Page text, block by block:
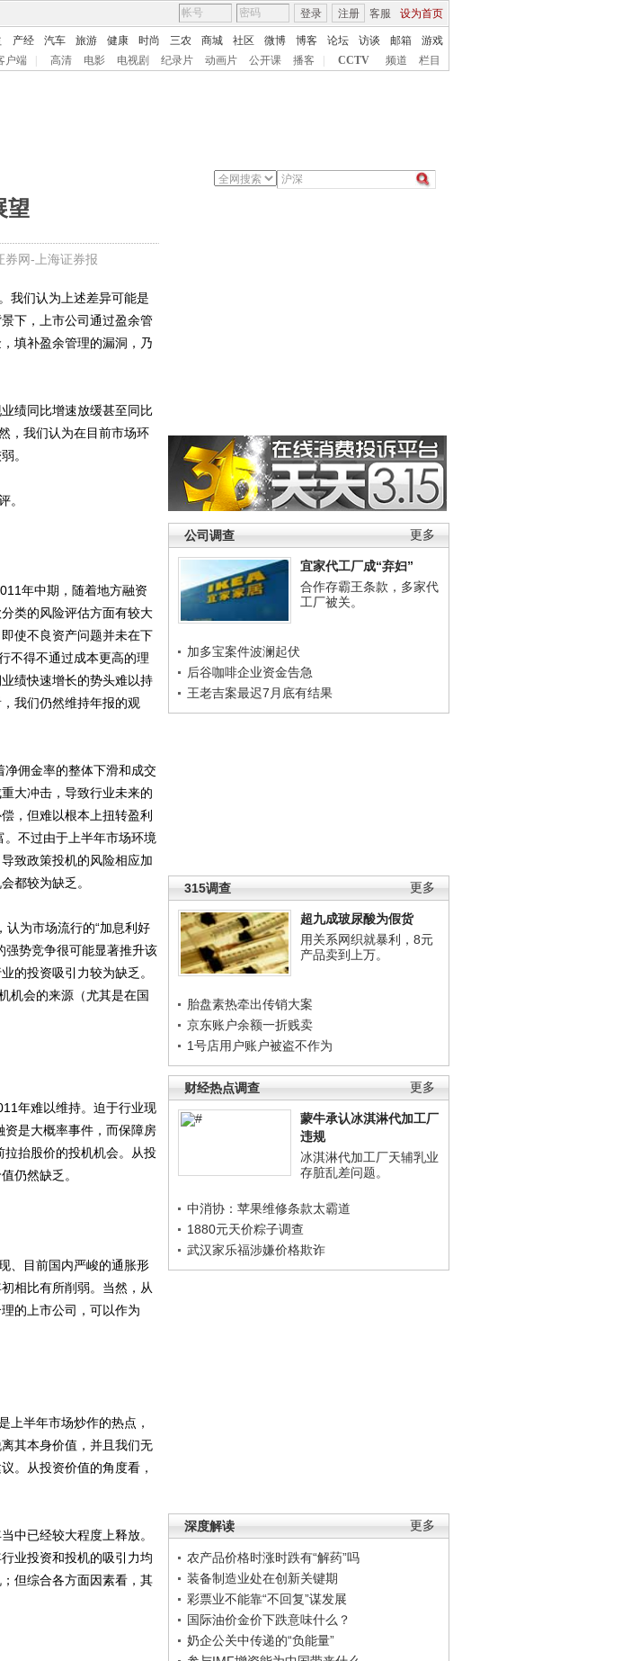
客服 设为首页
登录 注册
产经 汽车 旅游 健康 时尚 三农 商城 社区 微博 博客 论坛 访谈 邮箱
游戏
户端 高清 电影 电视剧 纪录片 动画片 公开课 播客 CCTV 频道 栏目
望
券网-上海证券报
更多
公司调查
宜家代工厂成“弃妇”
合作存霸王条款，多家代
工厂被关。
加多宝案件波澜起伏
后谷咖啡企业资金告急
王老吉案最迟7月底有结果
更多
315调查
超九成玻尿酸为假货
用关系网织就暴利，8元
产品卖到上万。
胎盘素热牵出传销大案
京东账户余额一折贱卖
1号店用户账户被盗不作为
更多
财经热点调查
蒙牛承认冰淇淋代加工厂
违规
冰淇淋代加工厂天辅乳业
存脏乱差问题。
中消协：苹果维修条款太霸道
1880元天价粽子调查
武汉家乐福涉嫌价格欺诈
更多
深度解读
农产品价格时涨时跌有“解药”吗
装备制造业处在创新关键期
彩票业不能靠“不回复”谋发展
国际油价金价下跌意味什么？
奶企公关中传递的“负能量”
们认为上述差异可能是
下，上市公司通过盈余管
填补盈余管理的漏洞，乃
绩同比增速放缓甚至同比
，我们认为在目前市场环
。
。
年中期，随着地方融资
类的风险评估方面有较大
使不良资产问题并未在下
不得不通过成本更高的理
绩快速增长的势头难以持
我们仍然维持年报的观
佣金率的整体下滑和成交
大冲击，导致行业未来的
，但难以根本上扭转盈利
不过由于上半年市场环境
致政策投机的风险相应加
都较为缺乏。
为市场流行的“加息利好
强势竞争很可能显著推升该
的投资吸引力较为缺乏。
机会的来源（尤其是在国
年难以维持。迫于行业现
是大概率事件，而保障房
抬股价的投机机会。从投
仍然缺乏。
、目前国内严峻的通胀形
相比有所削弱。当然，从
的上市公司，可以作为
半年市场炒作的热点，
其本身价值，并且我们无
。从投资价值的角度看，
已经较大程度上释放。
业投资和投机的吸引力均
但综合各方面因素看，其